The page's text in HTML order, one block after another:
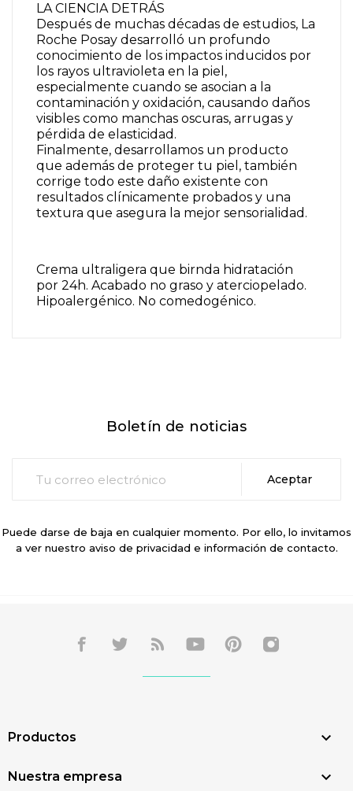
LA CIENCIA DETRÁS
Después de muchas décadas de estudios, La
Roche Posay desarrolló un profundo
conocimiento de los impactos inducidos por
los rayos ultravioleta en la piel,
especialmente cuando se asocian a la
contaminación y oxidación, causando daños
visibles como manchas oscuras, arrugas y
pérdida de elasticidad.
Finalmente, desarrollamos un producto
que además de proteger tu piel, también
corrige todo este daño existente con
resultados clínicamente probados y una
textura que asegura la mejor sensorialidad.
Crema ultraligera que birnda hidratación
por 24h. Acabado no graso y aterciopelado.
Hipoalergénico. No comedogénico.
Boletín de noticias
Puede darse de baja en cualquier momento. Por ello, lo invitamos
a ver nuestro aviso de privacidad e información de contacto.
Productos 
Nuestra empresa 